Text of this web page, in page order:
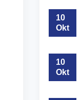
10
Okt
10
Okt